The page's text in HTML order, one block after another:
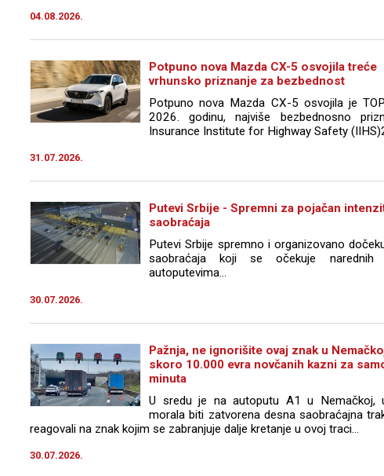
04.08.2026.
Potpuno nova Mazda CX-5 osvojila treće
vrhunsko priznanje za bezbednost
Potpuno nova Mazda CX-5 osvojila je
2026. godinu, najviše bezbednosno
Insurance Institute for Highway Safety
31.07.2026.
Putevi Srbije - Spremni za pojačan
saobraćaja
Putevi Srbije spremno i organizovano
saobraćaja koji se očekuje
autoputevima...
30.07.2026.
Pažnja, ne ignorišite ovaj znak u
skoro 10.000 evra novčanih kazni za
minuta
U sredu je na autoputu A1 u Nemačkoj,
morala biti zatvorena desna saobraćajna
reagovali na znak kojim se zabranjuje dalje kretanje u ovoj traci...
30.07.2026.